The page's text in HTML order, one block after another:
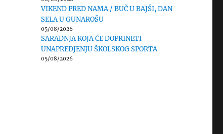
VIKEND PRED NAMA / BUČ U BAJŠI, DAN
SELA U GUNAROŠU
05/08/2026
SARADNJA KOJA ĆE DOPRINETI
UNAPREDJENJU ŠKOLSKOG SPORTA
05/08/2026